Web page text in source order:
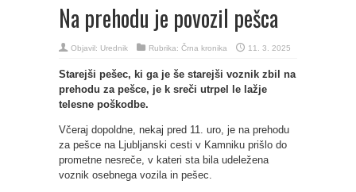
Na prehodu je povozil pešca
Objavil: Urednik Rubrika: Črna kronika 11. 3. 2025
Starejši pešec, ki ga je še starejši voznik zbil na
prehodu za pešce, je k sreči utrpel le lažje
telesne poškodbe.
Včeraj dopoldne, nekaj pred 11. uro, je na prehodu
za pešce na Ljubljanski cesti v Kamniku prišlo do
prometne nesreče, v kateri sta bila udeležena
voznik osebnega vozila in pešec.